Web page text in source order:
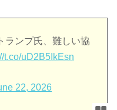
ランプ氏、難しい協
t.co/uD2B5IkEsn
22, 2026